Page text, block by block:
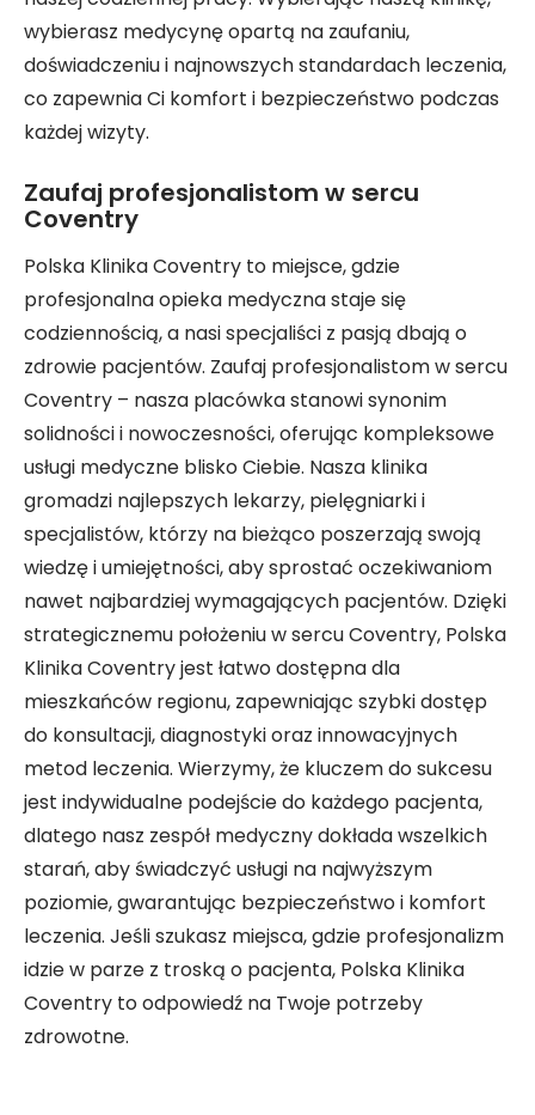
wybierasz medycynę opartą na zaufaniu,
doświadczeniu i najnowszych standardach leczenia,
co zapewnia Ci komfort i bezpieczeństwo podczas
każdej wizyty.
Zaufaj profesjonalistom w sercu
Coventry
Polska Klinika Coventry to miejsce, gdzie
profesjonalna opieka medyczna staje się
codziennością, a nasi specjaliści z pasją dbają o
zdrowie pacjentów. Zaufaj profesjonalistom w sercu
Coventry – nasza placówka stanowi synonim
solidności i nowoczesności, oferując kompleksowe
usługi medyczne blisko Ciebie. Nasza klinika
gromadzi najlepszych lekarzy, pielęgniarki i
specjalistów, którzy na bieżąco poszerzają swoją
wiedzę i umiejętności, aby sprostać oczekiwaniom
nawet najbardziej wymagających pacjentów. Dzięki
strategicznemu położeniu w sercu Coventry, Polska
Klinika Coventry jest łatwo dostępna dla
mieszkańców regionu, zapewniając szybki dostęp
do konsultacji, diagnostyki oraz innowacyjnych
metod leczenia. Wierzymy, że kluczem do sukcesu
jest indywidualne podejście do każdego pacjenta,
dlatego nasz zespół medyczny dokłada wszelkich
starań, aby świadczyć usługi na najwyższym
poziomie, gwarantując bezpieczeństwo i komfort
leczenia. Jeśli szukasz miejsca, gdzie profesjonalizm
idzie w parze z troską o pacjenta, Polska Klinika
Coventry to odpowiedź na Twoje potrzeby
zdrowotne.